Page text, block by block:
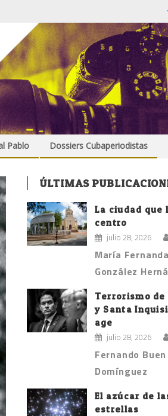
Pablo Dossiers Cubaperiodistas
ÚLTIMAS
La ciudad que
centro
julio 28, 2026
María Fernanda
González
Terrorismo
y Santa
age
julio 28, 2026
Fernando
Domínguez
El azúcar de
estrellas